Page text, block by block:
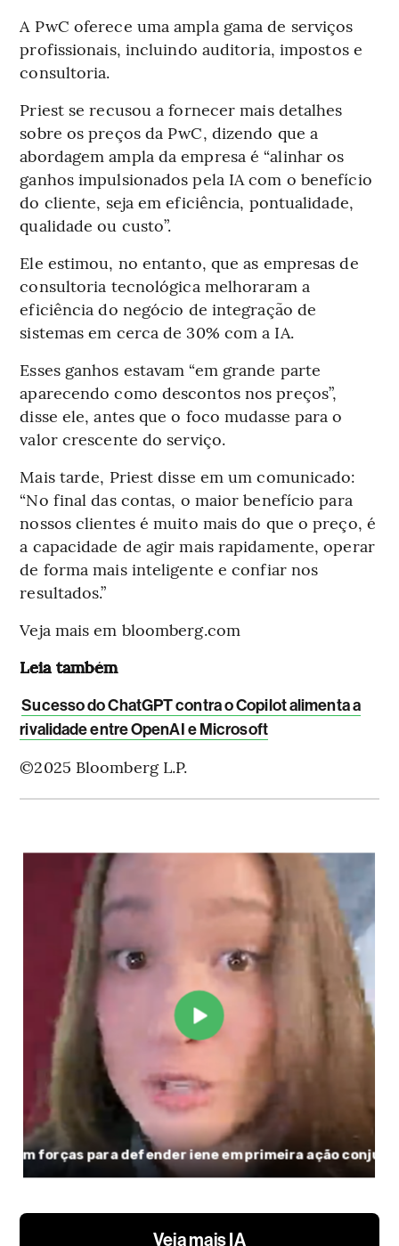
A PwC oferece uma ampla gama de serviços
profissionais, incluindo auditoria, impostos e
consultoria.
Priest se recusou a fornecer mais detalhes
sobre os preços da PwC, dizendo que a
abordagem ampla da empresa é “alinhar os
ganhos impulsionados pela IA com o benefício
do cliente, seja em eficiência, pontualidade,
qualidade ou custo”.
Ele estimou, no entanto, que as empresas de
consultoria tecnológica melhoraram a
eficiência do negócio de integração de
sistemas em cerca de 30% com a IA.
Esses ganhos estavam “em grande parte
aparecendo como descontos nos preços”,
disse ele, antes que o foco mudasse para o
valor crescente do serviço.
Mais tarde, Priest disse em um comunicado:
“No final das contas, o maior benefício para
nossos clientes é muito mais do que o preço, é
a capacidade de agir mais rapidamente, operar
de forma mais inteligente e confiar nos
resultados.”
Veja mais em bloomberg.com
Leia também
Sucesso do ChatGPT contra o Copilot alimenta a
rivalidade entre OpenAI e Microsoft
©2025 Bloomberg L.P.
Veja mais IA